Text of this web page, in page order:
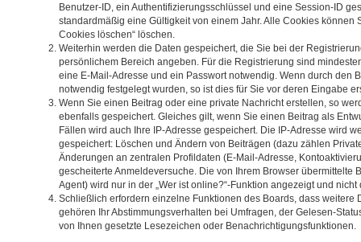
Benutzer-ID, ein Authentifizierungsschlüssel und eine Session-ID
standardmäßig eine Gültigkeit von einem Jahr. Alle Cookies können
Cookies löschen“ löschen.
Weiterhin werden die Daten gespeichert, die Sie bei der
persönlichem Bereich angeben. Für die Registrierung sind
eine E-Mail-Adresse und ein Passwort notwendig. Wenn durch den
notwendig festgelegt wurden, so ist dies für Sie vor deren Eingabe
Wenn Sie einen Beitrag oder eine private Nachricht erstellen, so
ebenfalls gespeichert. Gleiches gilt, wenn Sie einen Beitrag als
Fällen wird auch Ihre IP-Adresse gespeichert. Die IP-Adresse wird
gespeichert: Löschen und Ändern von Beiträgen (dazu zählen
Änderungen an zentralen Profildaten (E-Mail-Adresse,
gescheiterte Anmeldeversuche. Die von Ihrem Browser übermittelte
Agent) wird nur in der „Wer ist online?“-Funktion angezeigt und
Schließlich erfordern einzelne Funktionen des Boards, dass weitere
gehören Ihr Abstimmungsverhalten bei Umfragen, der Gelesen-
von Ihnen gesetzte Lesezeichen oder Benachrichtigungsfunktionen.